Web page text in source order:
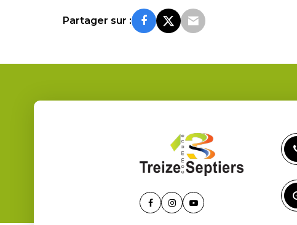
Partager sur :
Lien Lien Lien